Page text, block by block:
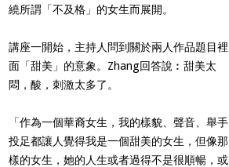
繞所謂「不及格」的女生而展開。
講座一開始，主持人問到關於兩人作品題目裡
面「甜美」的意象。Zhang回答說︰甜美太
悶，酸，刺激太多了。
「作為一個華裔女生，我的樣貌、聲音、舉手
投足都讓人覺得我是一個甜美的女生，但像那
樣的女生，她的人生或者過得不是很順暢，或